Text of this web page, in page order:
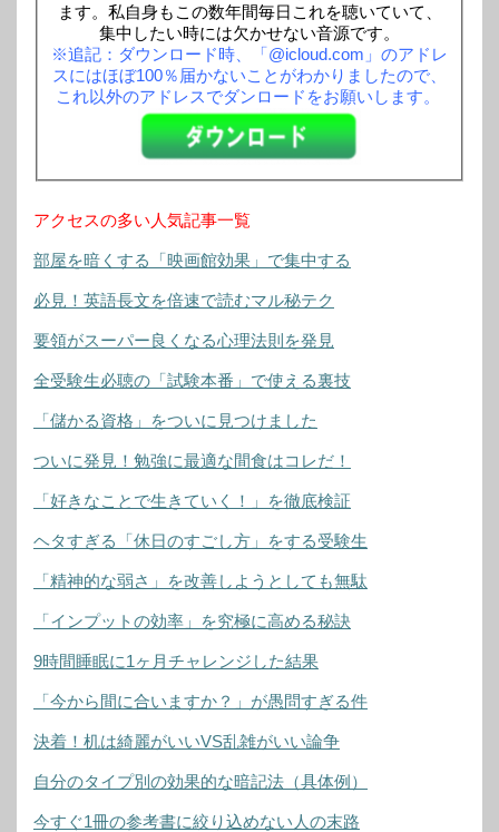
ます。私自身もこの数年間毎日これを聴いていて、
集中したい時には欠かせない音源です。
※追記：ダウンロード時、「@icloud.com」のアドレ
スにはほぼ100％届かないことがわかりましたので、
これ以外のアドレスでダンロードをお願いします。
アクセスの多い人気記事一覧
部屋を暗くする「映画館効果」で集中する
必見！英語長文を倍速で読むマル秘テク
要領がスーパー良くなる心理法則を発見
全受験生必聴の「試験本番」で使える裏技
「儲かる資格」をついに見つけました
ついに発見！勉強に最適な間食はコレだ！
「好きなことで生きていく！」を徹底検証
ヘタすぎる「休日のすごし方」をする受験生
「精神的な弱さ」を改善しようとしても無駄
「インプットの効率」を究極に高める秘訣
9時間睡眠に1ヶ月チャレンジした結果
「今から間に合いますか？」が愚問すぎる件
決着！机は綺麗がいいVS乱雑がいい論争
自分のタイプ別の効果的な暗記法（具体例）
今すぐ1冊の参考書に絞り込めない人の末路